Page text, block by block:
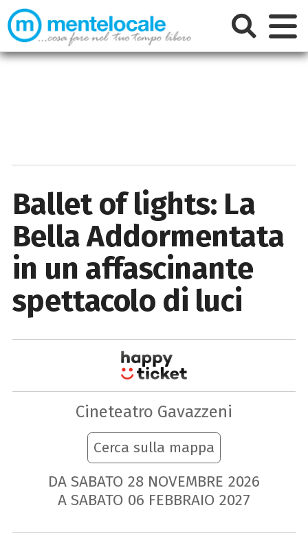
Ballet of lights: La
Bella Addormentata
in un affascinante
spettacolo di luci
Cineteatro Gavazzeni
Cerca sulla mappa
DA SABATO 28 NOVEMBRE 2026
A SABATO 06 FEBBRAIO 2027